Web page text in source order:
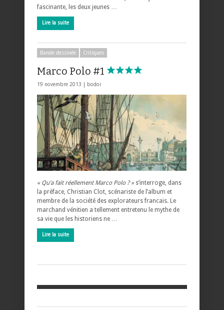
fascinante, les deux jeunes …
Lire la suite
Bande dessinée Critiques
Marco Polo #1
19 novembre 2013 | bodoi
« Qu’a fait réellement Marco Polo ? » s’interroge, dans
la préface, Christian Clot, scénariste de l’album et
membre de la société des explorateurs francais. Le
marchand vénitien a tellement entretenu le mythe de
sa vie que les historiens ne …
Lire la suite